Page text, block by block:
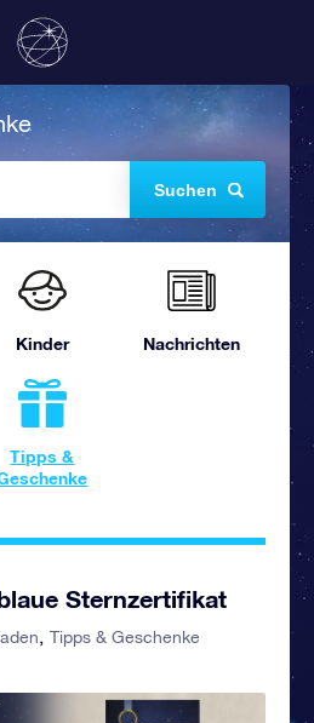
Suchen
Kinder Nachrichten
Tipps &
Sternzertifikat
Tipps & Geschenke